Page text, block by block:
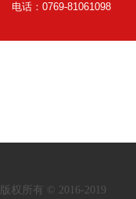
电话：0769-81061098
版权所有 © 2016-2019